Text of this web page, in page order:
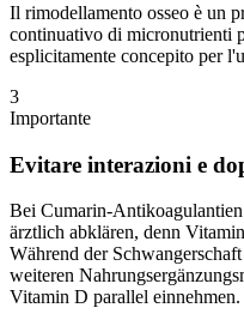
Il rimodellamento osseo è un
continuativo di micronutrienti
esplicitamente concepito per
3
Importante
Evitare interazioni e
Bei Cumarin-
ärztlich abklären, denn
Während der
weiteren
Vitamin D parallel einnehmen.